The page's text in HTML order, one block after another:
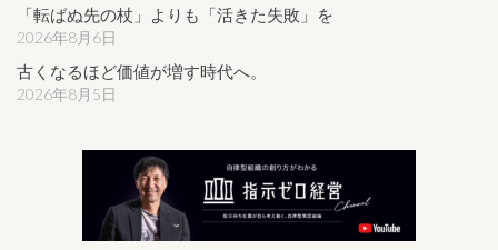
「転ばぬ先の杖」よりも「活きた失敗」を
2026年8月6日
古くなるほど価値が増す時代へ。
2026年8月5日